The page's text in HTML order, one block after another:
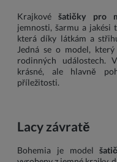
Krajkovéšatičky pro
jemnosti, šarmu a jakési
která díky látkám a
Jedná se o model,
rodinných událostech.
krásné, ale hlavně
příležitosti.
Lacy závratě
Bohemia je model